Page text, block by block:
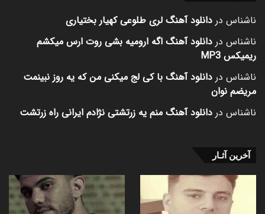
ناشناس در دانلود آهنگ لری طلوعی کهیار بختیاری
ناشناس در دانلود آهنگ اگه ارومیه بشی روت ارس میکشم
ریمیکس MP3
ناشناس در دانلود آهنگ با کی لج میکنی من که یه روز نبینمت
مریضم نوان
ناشناس در دانلود آهنگ منم یه زرتشتی نژادم ایرانی راه زرتشت
آخرین آثـار